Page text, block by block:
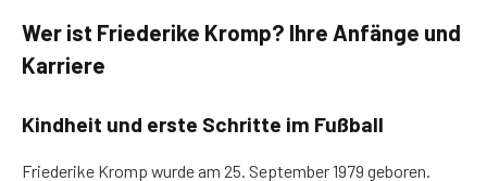
Wer ist Friederike Kromp? Ihre Anfänge und
Karriere
Kindheit und erste Schritte im Fußball
Friederike Kromp wurde am 25. September 1979 geboren.